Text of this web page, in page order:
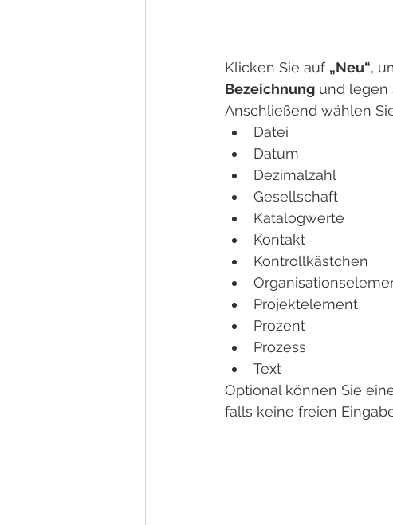
Klicken Sie auf „Neu“,
Bezeichnung und legen
Anschließend wählen
Datei
Datum
Dezimalzahl
Gesellschaft
Katalogwerte
Kontakt
Kontrollkästchen
Projektelement
Prozent
Prozess
Text
Optional können Sie
falls keine freien